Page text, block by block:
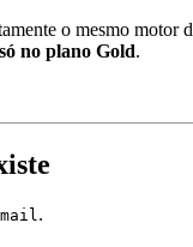
o mesmo
no plano Gold.
.